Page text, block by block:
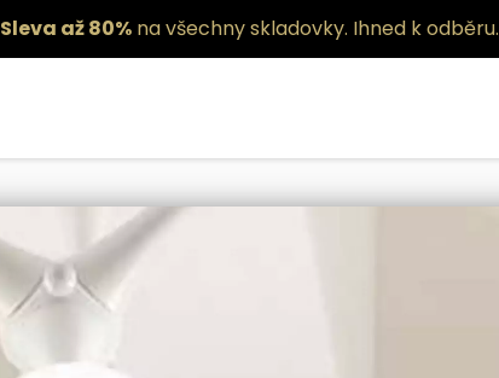
Sleva až 80% na všechny skladovky. Ihned k odběru.